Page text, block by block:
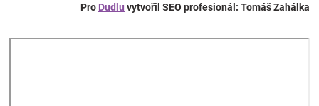
Pro Dudlu vytvořil SEO profesionál: Tomáš Zahálka